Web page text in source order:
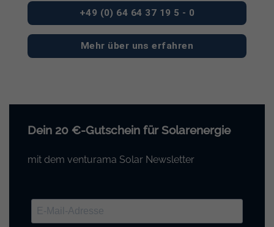
+49 (0) 64 64 37 19 5 - 0
Mehr über uns erfahren
Dein 20 €-Gutschein für Solarenergie
mit dem venturama Solar Newsletter